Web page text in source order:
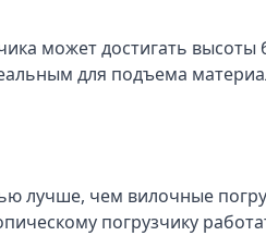
может достигать высоты
для подъема
лучше, чем вилочные
погрузчику